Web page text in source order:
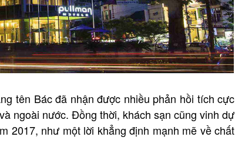
tên Bác đã nhận được nhiều phản hồi tích cực
ngoài nước. Đồng thời, khách sạn cũng vinh dự
2017, như một lời khẳng định mạnh mẽ về chất